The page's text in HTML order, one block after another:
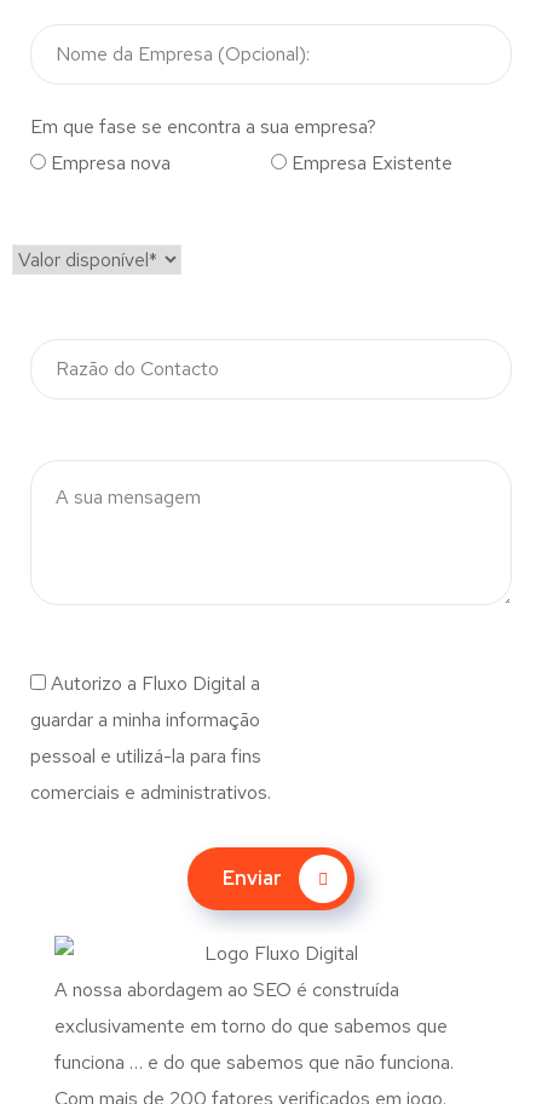
Em que fase se encontra a sua empresa?
Empresa nova
Empresa Existente
Autorizo a Fluxo Digital a
guardar a minha informação
pessoal e utilizá-la para fins
comerciais e administrativos.
Enviar
A nossa abordagem ao SEO é construída
exclusivamente em torno do que sabemos que
funciona … e do que sabemos que não funciona.
Com mais de 200 fatores verificados em jogo.